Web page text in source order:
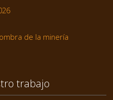
de la minería
trabajo